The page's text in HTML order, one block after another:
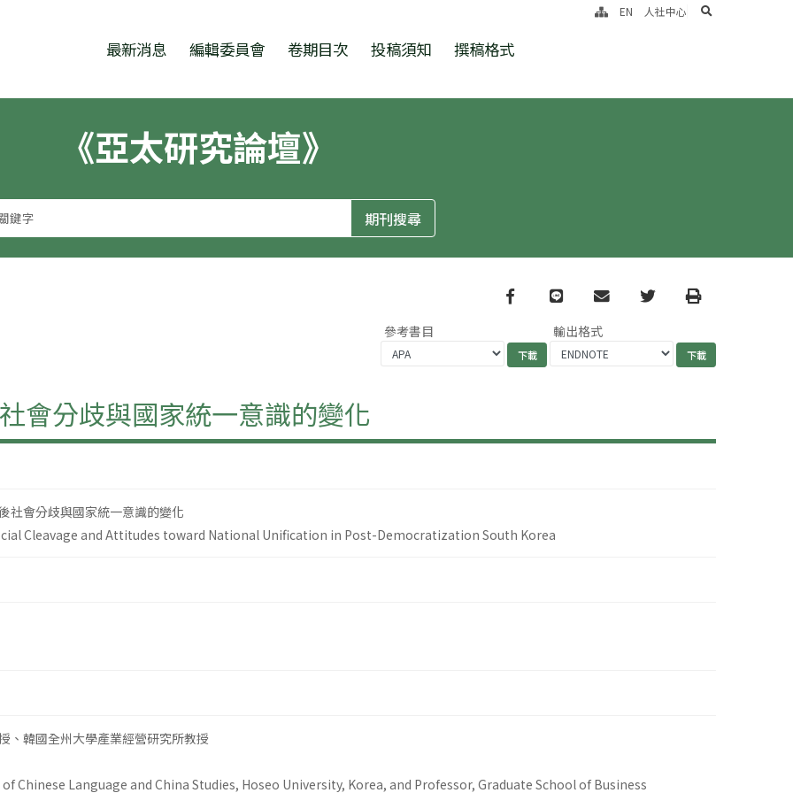
最新消息 編輯委員會 卷期目次 投稿須知 撰稿格式
EN 人社中心 search
《亞太研究論壇》
Facebook
line email TwitterPrint
參考書目 輸出格式
會分歧與國家統一意識的變化
社會分歧與國家統一意識的變化
Cleavage and Attitudes toward National Unification in Post-Democratization South Korea
、韓國全州大學產業經營研究所教授
Chinese Language and China Studies, Hoseo University, Korea, and Professor, Graduate School of Business